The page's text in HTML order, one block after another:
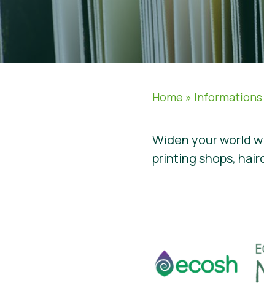
Home » Informations
Widen your world
printing shops,